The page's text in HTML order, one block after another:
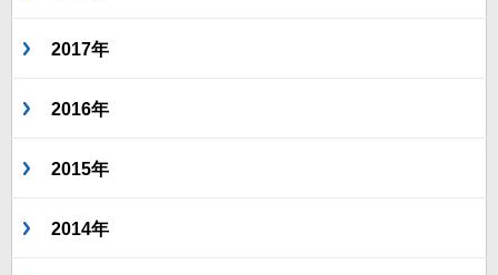
2017年
2016年
2015年
2014年